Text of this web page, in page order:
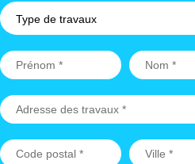
Type de travaux